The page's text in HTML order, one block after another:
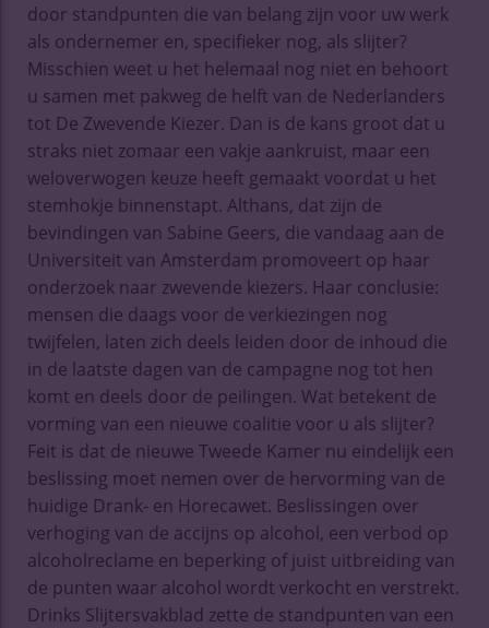
door standpunten die van belang zijn voor uw werk
als ondernemer en, specifieker nog, als slijter?
Misschien weet u het helemaal nog niet en behoort
u samen met pakweg de helft van de Nederlanders
tot De Zwevende Kiezer. Dan is de kans groot dat u
straks niet zomaar een vakje aankruist, maar een
weloverwogen keuze heeft gemaakt voordat u het
stemhokje binnenstapt. Althans, dat zijn de
bevindingen van Sabine Geers, die vandaag aan de
Universiteit van Amsterdam promoveert op haar
onderzoek naar zwevende kiezers. Haar conclusie:
mensen die daags voor de verkiezingen nog
twijfelen, laten zich deels leiden door de inhoud die
in de laatste dagen van de campagne nog tot hen
komt en deels door de peilingen. Wat betekent de
vorming van een nieuwe coalitie voor u als slijter?
Feit is dat de nieuwe Tweede Kamer nu eindelijk een
beslissing moet nemen over de hervorming van de
huidige Drank- en Horecawet. Beslissingen over
verhoging van de accijns op alcohol, een verbod op
alcoholreclame en beperking of juist uitbreiding van
de punten waar alcohol wordt verkocht en verstrekt.
Drinks Slijtersvakblad zette de standpunten van een